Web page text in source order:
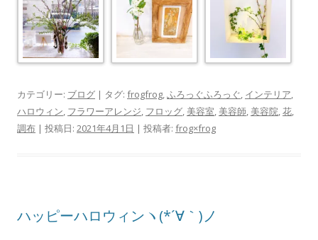
カテゴリー: ブログ | タグ: frogfrog,ふろっぐふろっぐ, インテリア,
ハロウィン, フラワーアレンジ, フロッグ, 美容室, 美容師, 美容院,花,
調布 | 投稿日: 2021年4月1日 | 投稿者: frog×frog
ハッピーハロウィンヽ(*´∀｀)ノ